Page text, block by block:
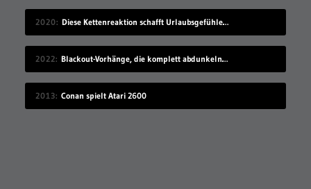
2020 Diese Kettenreaktion schafft Urlaubsgefühle zuhause
2022 Blackout-Vorhänge, die komplett abdunkeln & gar kein Licht durchlassen
2013 Conan spielt Atari 2600